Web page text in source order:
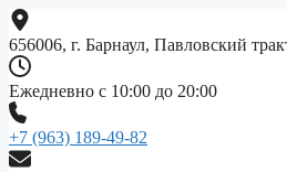
Перейти
к
содержимому
656006, г. Барнаул, Павловский
Ежедневно с 10:00 до 20:00
+7 (963) 189-49-82